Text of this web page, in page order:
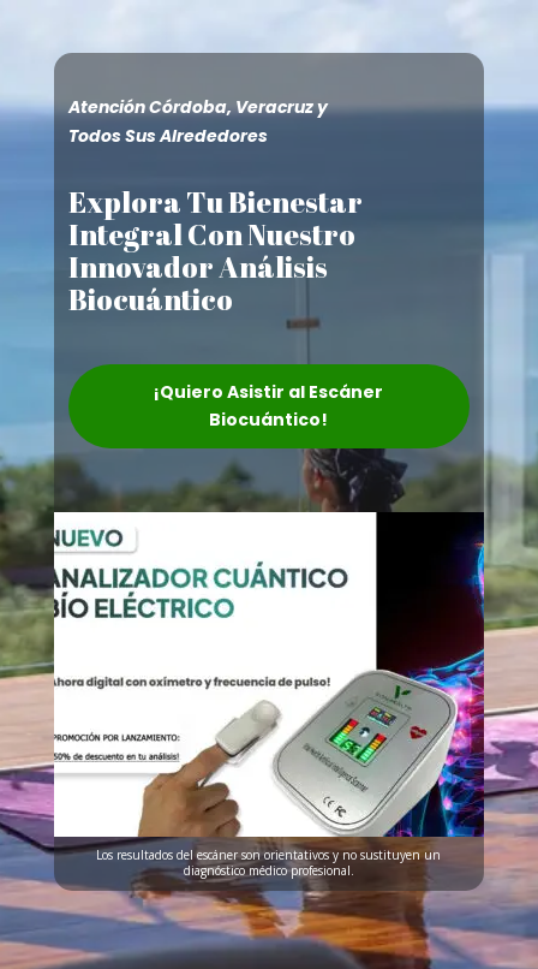
Atención Córdoba, Veracruz y
Todos Sus Alrededores
Explora Tu Bienestar
Integral Con Nuestro
Innovador Análisis
Biocuántico
¡Quiero Asistir al Escáner
Biocuántico!
Los resultados del escáner son orientativos y no sustituyen un
diagnóstico médico profesional.